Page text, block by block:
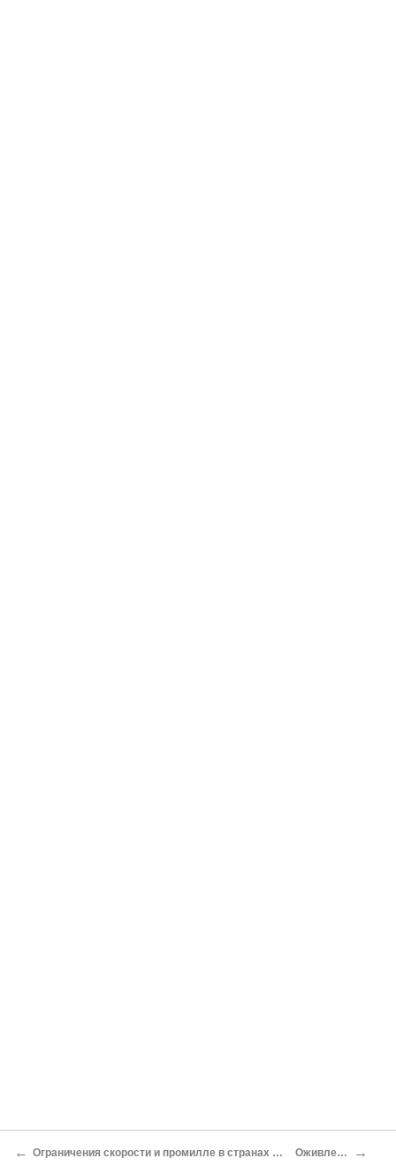
← Ограничения скорости и промилле в странах Европы Оживление →